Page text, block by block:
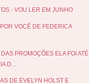
- VOU LER EM JUNHO
VOCÊ DE FEDERICA
PROMOÇÕES ELA FOI ATÉ
D...
DE EVELYN HOLST E